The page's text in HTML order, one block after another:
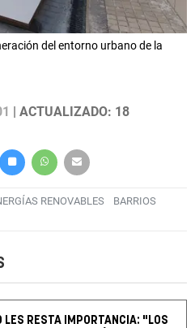
del entorno urbano de la
| ACTUALIZADO: 18
RENOVABLES
BARRIOS
LES RESTA IMPORTANCIA: "LOS